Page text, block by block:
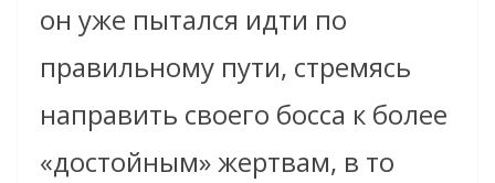
он уже пытался идти по
правильному пути, стремясь
направить своего босса к более
«достойным» жертвам, в то